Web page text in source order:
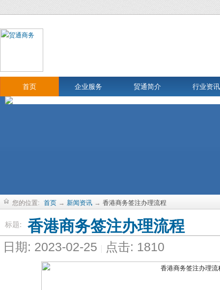
首页 企业服务 贸通简介 行业资讯
您的位置: 首页 → 新闻资讯 → 香港商务签注办理流程
标题: 香港商务签注办理流程
日期: 2023-02-25 点击: 1810